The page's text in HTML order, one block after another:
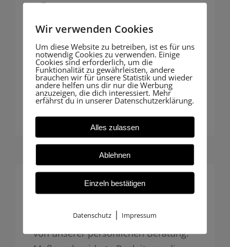
Fotogrammetrie liefern wir präzise,
nachvollziehbare Dokumentation für
Behörden oder Bauakte – digital und
zukunftssicher.
Individuelle Betreuung
Insbesondere Hausbauer profitieren
von unserer persönlichen Beratung:
Wir verwenden Cookies
Um diese Website zu betreiben, ist es für uns
notwendig Cookies zu verwenden. Einige
Cookies sind erforderlich, um die
Funktionalität zu gewährleisten, andere
brauchen wir für unsere Statistik und wieder
andere helfen uns dir nur die Werbung
anzuzeigen, die dich interessiert. Mehr
erfährst du in unserer Datenschutzerklärung.
Alles zulassen
Ablehnen
Einzeln bestätigen
Datenschutz | Impressum